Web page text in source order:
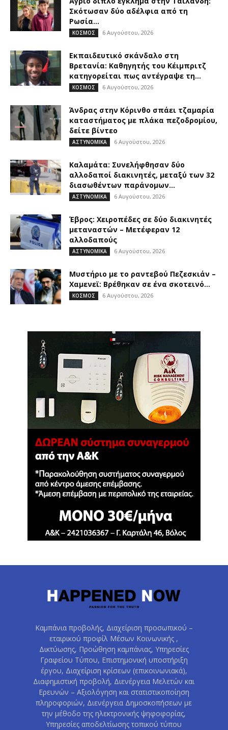
Σκότωσαν δύο αδέλφια από τη
Ρωσία...
ΚΟΣΜΟΣ 6 Αυγούστου, 2026
Εκπαιδευτικό σκάνδαλο στη
Βρετανία: Καθηγητής του Κέιμπριτζ
κατηγορείται πως αντέγραψε τη...
ΚΟΣΜΟΣ 6 Αυγούστου, 2026
Άνδρας στην Κόρινθο σπάει τζαμαρία
καταστήματος με πλάκα πεζοδρομίου,
δείτε βίντεο
ΑΣΤΥΝΟΜΙΚΑ 6 Αυγούστου, 2026
Καλαμάτα: Συνελήφθησαν δύο
αλλοδαποί διακινητές, μεταξύ των 32
διασωθέντων παράνομων...
ΑΣΤΥΝΟΜΙΚΑ 6 Αυγούστου, 2026
Έβρος: Χειροπέδες σε δύο διακινητές
μεταναστών – Μετέφεραν 12
αλλοδαπούς
ΑΣΤΥΝΟΜΙΚΑ 6 Αυγούστου, 2026
Μυστήριο με το ραντεβού Πεζεσκιάν –
Χαμενεϊ: Βρέθηκαν σε ένα σκοτεινό...
ΚΟΣΜΟΣ 6 Αυγούστου, 2026
Καμπάνια προβολής, Διαχείριση προσωπικού –
εταιρικού προφίλ Μέσων Κοινωνικής ,
Δικτύωσης, Προώθηση καμπάνιας, Υπηρεσίες
Γραφείου Τύπου, Επιστημονική υποστήριξη
έργου, Διαχείριση κρίσεων (επικοινωνιακά),
Διαφημιστική προβολή, Διενέργεια Μελετών και
Ερευνών – Αξιολόγηση και στατιστικοποίηση
πληροφοριών, Διενέργεια Δημοσκοπήσεων με
την μέθοδο της ηλεκτρονικής ψηφοφορίας,
Υπηρεσίες αποδελτίωσης τοπικού τύπου